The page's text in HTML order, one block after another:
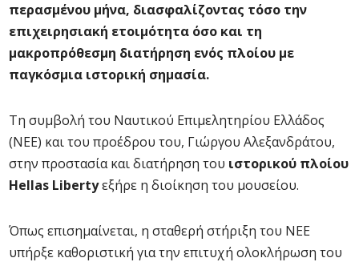
περασμένου μήνα, διασφαλίζοντας τόσο την
επιχειρησιακή ετοιμότητα όσο και τη
μακροπρόθεσμη διατήρηση ενός πλοίου με
παγκόσμια ιστορική σημασία.
Τη συμβολή του Ναυτικού Επιμελητηρίου Ελλάδος
(ΝΕΕ) και του προέδρου του, Γιώργου Αλεξανδράτου,
στην προστασία και διατήρηση του ιστορικού πλοίου
Hellas Libertyεξήρε η διοίκηση του μουσείου.
Όπως επισημαίνεται, η σταθερή στήριξη του ΝΕΕ
υπήρξε καθοριστική για την επιτυχή ολοκλήρωση του